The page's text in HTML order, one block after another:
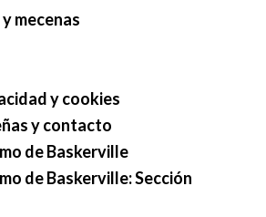
mecenas
y cookies
y contacto
de Baskerville
de Baskerville: Sección